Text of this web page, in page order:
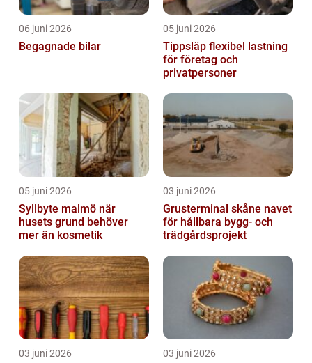
06 juni 2026
Begagnade bilar
05 juni 2026
Tippsläp flexibel lastning
för företag och
privatpersoner
05 juni 2026
Syllbyte malmö när
husets grund behöver
mer än kosmetik
03 juni 2026
Grusterminal skåne navet
för hållbara bygg- och
trädgårdsprojekt
03 juni 2026 03 juni 2026